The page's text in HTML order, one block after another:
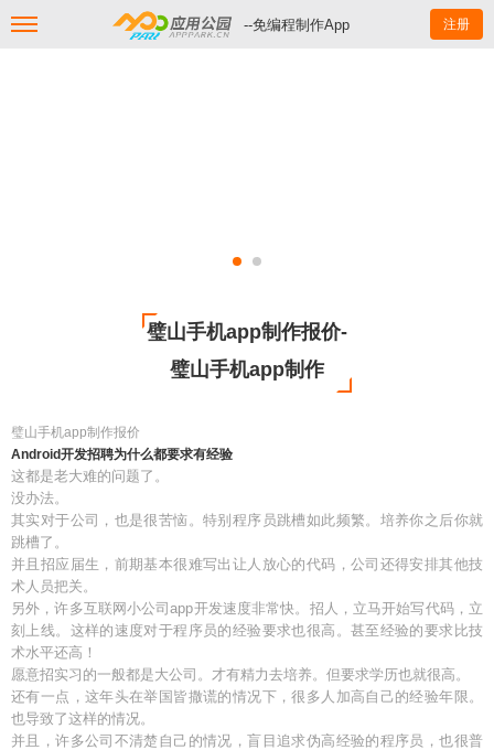
--免编程制作App 注册
璧山手机app制作报价-
璧山手机app制作
璧山手机app制作报价
Android开发招聘为什么都要求有经验
这都是老大难的问题了。
没办法。
其实对于公司，也是很苦恼。特别程序员跳槽如此频繁。培养你之后你就
跳槽了。
并且招应届生，前期基本很难写出让人放心的代码，公司还得安排其他技
术人员把关。
另外，许多互联网小公司app开发速度非常快。招人，立马开始写代码，立
刻上线。这样的速度对于程序员的经验要求也很高。甚至经验的要求比技
术水平还高！
愿意招实习的一般都是大公司。才有精力去培养。但要求学历也就很高。
还有一点，这年头在举国皆撒谎的情况下，很多人加高自己的经验年限。
也导致了这样的情况。
并且，许多公司不清楚自己的情况，盲目追求伪高经验的程序员，也很普